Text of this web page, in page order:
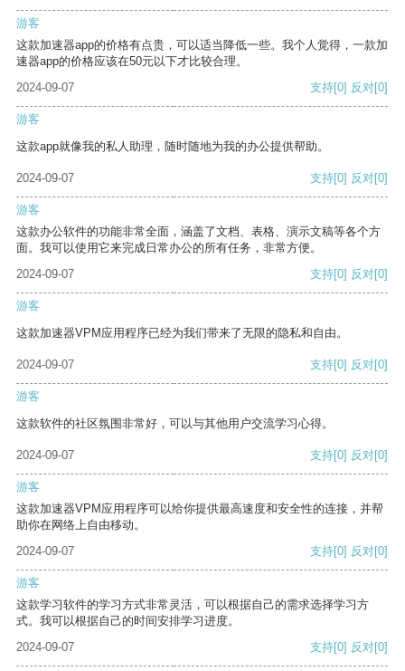
游客
这款加速器app的价格有点贵，可以适当降低一些。我个人觉得，一款加
速器app的价格应该在50元以下才比较合理。
2024-09-07
支持[0] 反对[0]
游客
这款app就像我的私人助理，随时随地为我的办公提供帮助。
2024-09-07 支持[0] 反对[0]
游客
这款办公软件的功能非常全面，涵盖了文档、表格、演示文稿等各个方
面。我可以使用它来完成日常办公的所有任务，非常方便。
2024-09-07
支持[0] 反对[0]
游客
这款加速器VPM应用程序已经为我们带来了无限的隐私和自由。
2024-09-07 支持[0] 反对[0]
游客
这款软件的社区氛围非常好，可以与其他用户交流学习心得。
2024-09-07 支持[0] 反对[0]
游客
这款加速器VPM应用程序可以给你提供最高速度和安全性的连接，并帮
助你在网络上自由移动。
2024-09-07
支持[0] 反对[0]
游客
这款学习软件的学习方式非常灵活，可以根据自己的需求选择学习方
式。我可以根据自己的时间安排学习进度。
2024-09-07
支持[0] 反对[0]